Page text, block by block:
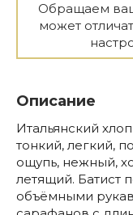
Обращаем
может
Описание
Итальянский
тонкий, легкий,
ощупь, нежный,
летящий. Батист
объёмными